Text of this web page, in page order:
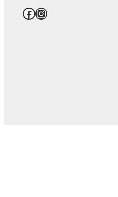
Facebook Instagram